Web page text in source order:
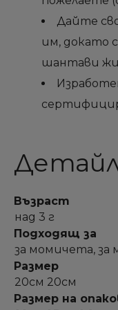
Дайте
им, докато
шантави
Възраст
над 3 г
Подходящ за
за момичета, за
Размер
20см 20см
Размер на